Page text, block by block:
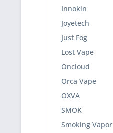
Innokin
Joyetech
Just Fog
Lost Vape
Oncloud
Orca Vape
OXVA
SMOK
Smoking Vapor